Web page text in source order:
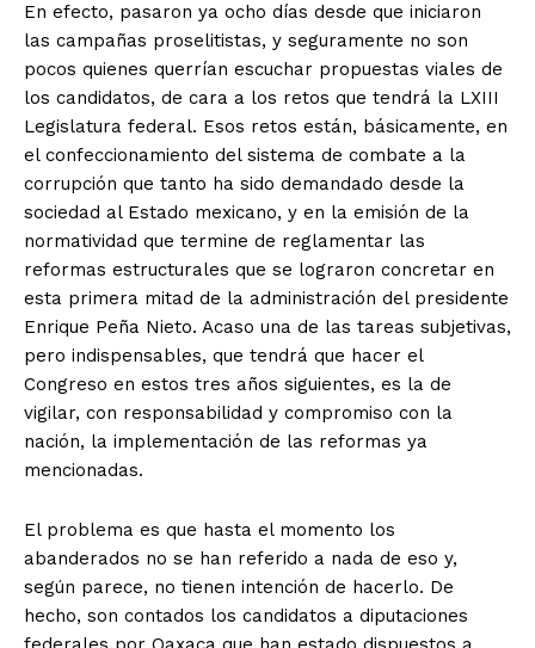
En efecto, pasaron ya ocho días desde que iniciaron
las campañas proselitistas, y seguramente no son
pocos quienes querrían escuchar propuestas viales de
los candidatos, de cara a los retos que tendrá la LXIII
Legislatura federal. Esos retos están, básicamente, en
el confeccionamiento del sistema de combate a la
corrupción que tanto ha sido demandado desde la
sociedad al Estado mexicano, y en la emisión de la
normatividad que termine de reglamentar las
reformas estructurales que se lograron concretar en
esta primera mitad de la administración del presidente
Enrique Peña Nieto. Acaso una de las tareas subjetivas,
pero indispensables, que tendrá que hacer el
Congreso en estos tres años siguientes, es la de
vigilar, con responsabilidad y compromiso con la
nación, la implementación de las reformas ya
mencionadas.
El problema es que hasta el momento los
abanderados no se han referido a nada de eso y,
según parece, no tienen intención de hacerlo. De
hecho, son contados los candidatos a diputaciones